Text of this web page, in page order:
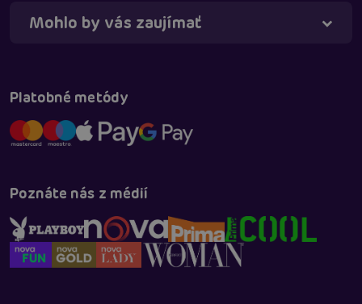
Mohlo by vás zaujímať
Platobné metódy
Poznáte nás z médií